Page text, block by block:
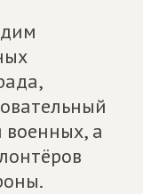
военных, а